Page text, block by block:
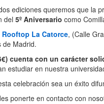
ediciones queremos que la
del 5º Aniversario como
Rooftop La Catorce, (Calle
de Madrid.
cuenta con un carácter
estudiar en nuestra
celebración sea un éxito
ponerte en contacto con